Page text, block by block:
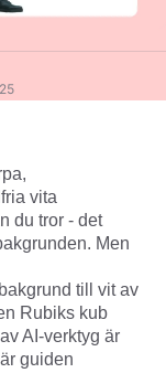
vita
du tror - det
Men
till vit av
Rubiks kub
AI-verktyg är
guiden